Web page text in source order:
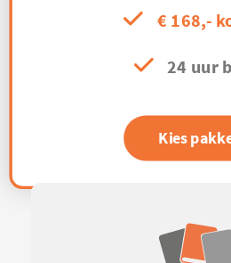
€ 168,-
24 uur
Kies